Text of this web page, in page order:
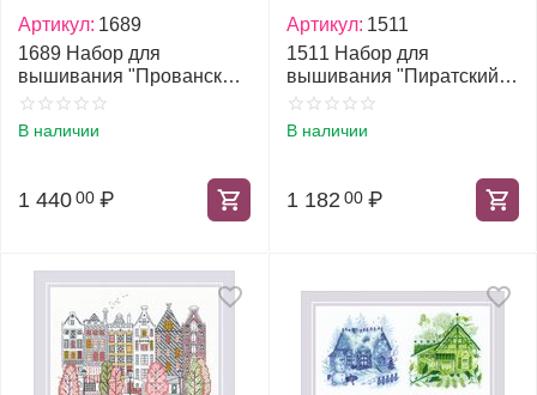
Артикул: 1689
1689 Набор для
вышивания "Прованская
улочка"
В наличии
1 440 00 ₽
Артикул: 1511
1511 Набор для
вышивания "Пиратский
корабль"
В наличии
1 182 00 ₽